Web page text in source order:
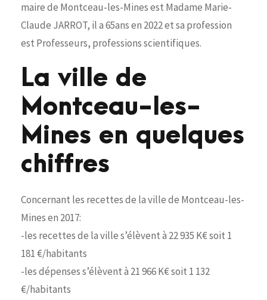
maire de Montceau-les-Mines est Madame Marie-
Claude JARROT, il a 65ans en 2022 et sa profession
est Professeurs, professions scientifiques.
La ville de
Montceau-les-
Mines en quelques
chiffres
Concernant les recettes de la ville de Montceau-les-
Mines en 2017:
-les recettes de la ville s’élèvent à 22 935 K€ soit 1
181 €/habitants
-les dépenses s’élèvent à 21 966 K€ soit 1 132
€/habitants